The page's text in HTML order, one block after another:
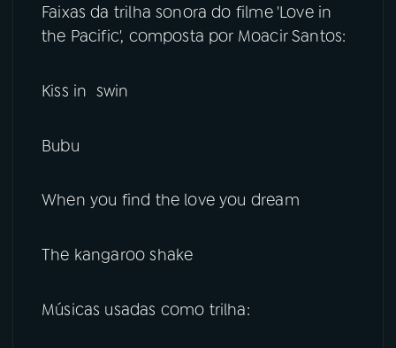
Faixas da trilha sonora do filme 'Love in
the Pacific', composta por Moacir Santos:
Kiss in swin
Bubu
When you find the love you dream
The kangaroo shake
Músicas usadas como trilha: